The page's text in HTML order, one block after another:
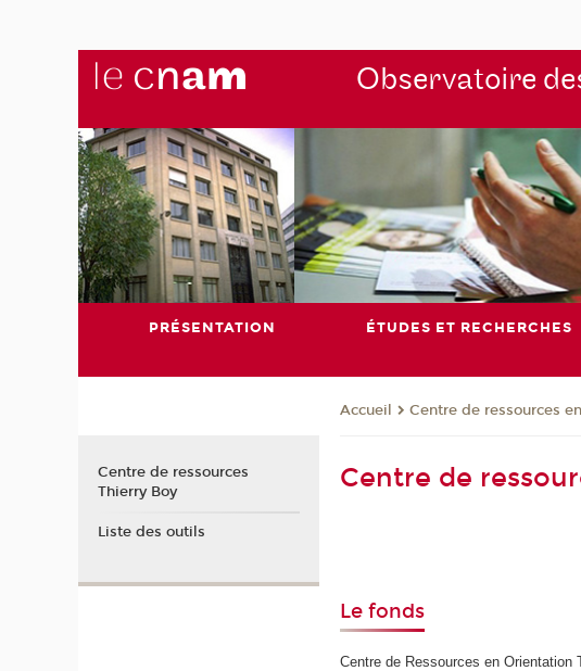
Observatoire
PRÉSENTATION ÉTUDES ET RECHERCHES
Accueil Centre de ressources
Centre de
Le fonds
Centre de Ressources en
Centre de ressources
Thierry Boy
Liste des outils